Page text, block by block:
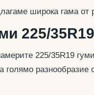
широка гама
225/
225/35R19
голямо